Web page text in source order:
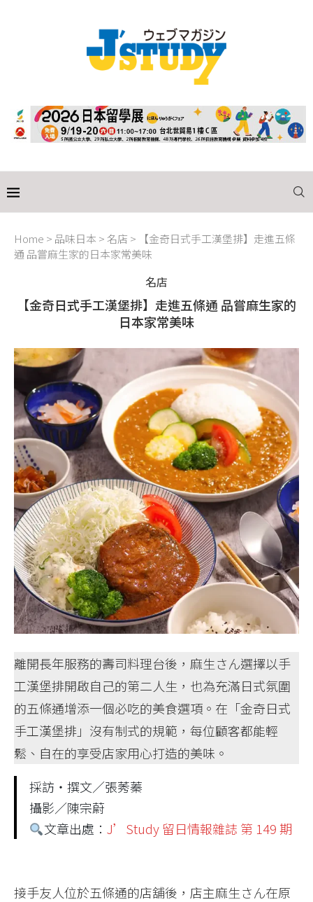
Home > 品味日本 >名店 >
【金奇日式手工漢堡排】走進五條
通 品嘗麻生家的日本家常美味
名店
【金奇日式手工漢堡排】走進五條通 品嘗麻生家的
日本家常美味
離開長年服務的壽司料理台後，麻生さん選擇以手
工漢堡排開啟自己的第二人生，也為充滿日式氛圍
的五條通增添一個必吃的美食選項。在「金奇日式
手工漢堡排」沒有制式的規範，每位顧客都能輕
鬆、自在的享受店家用心打造的美味。
採訪‧撰文／張莠蓁
攝影／陳宗蔚
文章出處： J’Study 留日情報雜誌 第 149 期
接手友人位於五條通的店舖後，店主麻生さん在原